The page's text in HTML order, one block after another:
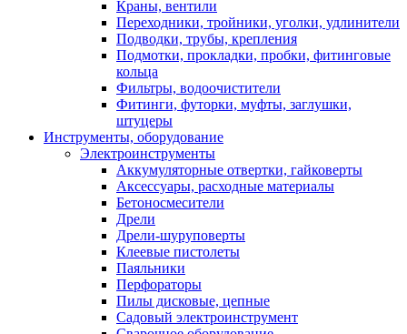
Краны, вентили
Переходники, тройники, уголки, удлинители
Подводки, трубы, крепления
Подмотки, прокладки, пробки, фитинговые
кольца
Фильтры, водоочистители
Фитинги, футорки, муфты, заглушки,
штуцеры
Инструменты, оборудование
Электроинструменты
Аккумуляторные отвертки, гайковерты
Аксессуары, расходные материалы
Бетоносмесители
Дрели
Дрели-шуруповерты
Клеевые пистолеты
Паяльники
Перфораторы
Пилы дисковые, цепные
Садовый электроинструмент